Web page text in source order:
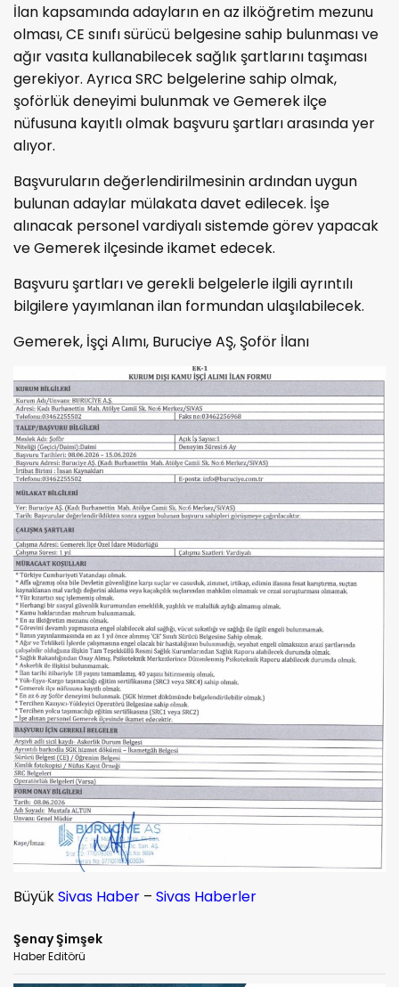
İlan kapsamında adayların en az ilköğretim mezunu
olması, CE sınıfı sürücü belgesine sahip bulunması ve
ağır vasıta kullanabilecek sağlık şartlarını taşıması
gerekiyor. Ayrıca SRC belgelerine sahip olmak,
şoförlük deneyimi bulunmak ve Gemerek ilçe
nüfusuna kayıtlı olmak başvuru şartları arasında yer
alıyor.
Başvuruların değerlendirilmesinin ardından uygun
bulunan adaylar mülakata davet edilecek. İşe
alınacak personel vardiyalı sistemde görev yapacak
ve Gemerek ilçesinde ikamet edecek.
Başvuru şartları ve gerekli belgelerle ilgili ayrıntılı
bilgilere yayımlanan ilan formundan ulaşılabilecek.
Gemerek, İşçi Alımı, Buruciye AŞ, Şoför İlanı
BüyükSivas Haber – Sivas Haberler
Şenay Şimşek
Haber Editörü